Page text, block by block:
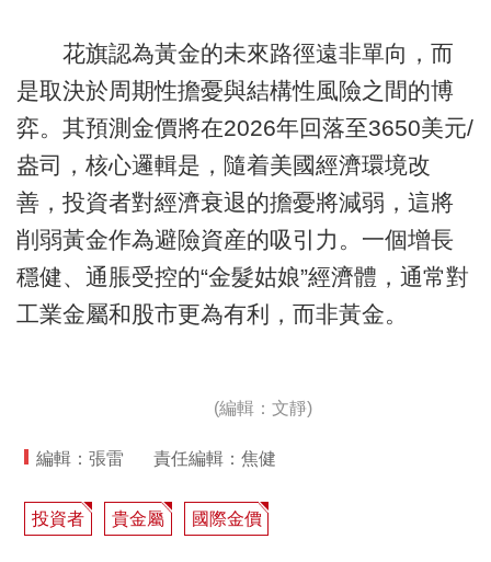
花旗認為黃金的未來路徑遠非單向，而
是取決於周期性擔憂與結構性風險之間的博
弈。其預測金價將在2026年回落至3650美元/
盎司，核心邏輯是，隨着美國經濟環境改
善，投資者對經濟衰退的擔憂將減弱，這將
削弱黃金作為避險資産的吸引力。一個增長
穩健、通脹受控的“金髮姑娘”經濟體，通常對
工業金屬和股市更為有利，而非黃金。
(編輯：文靜)
編輯：張雷 責任編輯：焦健
投資者 貴金屬 國際金價